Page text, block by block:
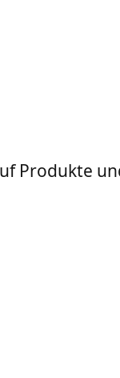
Produkte